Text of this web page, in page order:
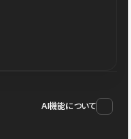
AI機能について